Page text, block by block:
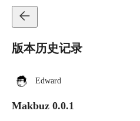
版本历史记录
Edward
Makbuz 0.0.1